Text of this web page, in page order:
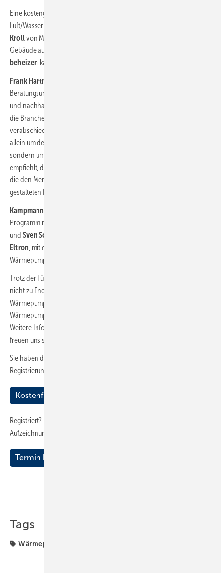
Eine kostengünstige und schneller lieferbare Alternative zur
Luft/Wasser-Wärmepumpe stellten
Krollvon Mitsubishi Electric Europe B.V. vor – nämlich wie man
Gebäude auch
beheizen kann.
Frank Hartmann
Beratungsunternehmen „
und nachhaltige Nutzung erneuerbarer Energien. Er fordert, dass sich
die Branche von der Hochtemperatur-Konvektionsheizung
verabschiedet. Bei der Auslegung gehe es doch längst nicht mehr
allein um den Betrieb während einer sogenannten Heizperiode,
sondern um die
empfiehlt, die thermische Wirkung von Bauteilen mit einzubeziehen,
die den Menschen umgeben, und sieht die Zukunft im konsequent
gestalteten Niedrigtemperaturhaus.
Kampmann, Windhager und Zewotherm
Programm mit praktischen Einblicken ins jeweilige Produktportfolio
und Sven Schumacher
Eltron, mit dem Handwerksbetriebe nachhaltig vom Geschäft mit
Wärmepumpen profitieren.
Trotz der Fülle an Vorträgen ist das Thema Wärmepumpe natürlich
nicht zu Ende besprochen. Darum veranstalten wir 2023 gleich zwei
Wärmepumpen-Tage – im Frühjahr und im Herbst. Der erste
Wärmepumpen-Tag 2023 findet voraussichtlich am 21. April statt.
Weitere Informationen folgen auf haustec.de sowie in der SBZ. Wir
freuen uns schon jetzt darauf!
Sie haben den Wärmepumpentag verpasst? Nach einmaliger
Registrierung kann die Aufzeichnung abgerufen werden.
Kostenfreies MyGentner-Konto anlegen
Registriert? Dann bitte (vergangenen) Termin buchen,
Aufzeichnungslink per E-Mail erhalten.
Termin buchen
Tags
Wärmepumpe